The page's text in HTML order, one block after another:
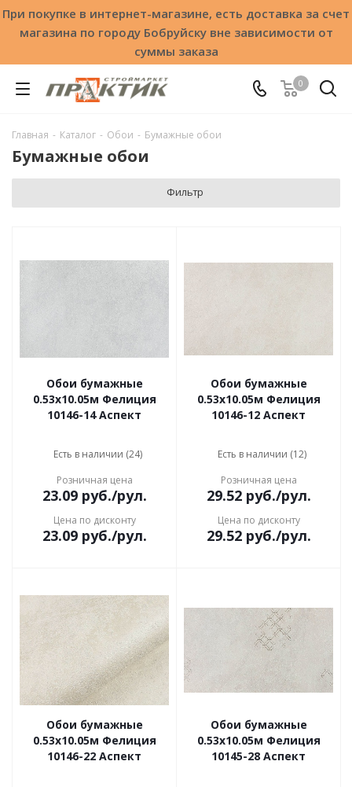
При покупке в интернет-магазине, есть доставка за счет
магазина по городу Бобруйску вне зависимости от
суммы заказа
0
Главная - Каталог - Обои - Бумажные обои
Бумажные обои
Фильтр
Обои бумажные
0.53х10.05м Фелиция
10146-14 Аспект
Есть в наличии (24)
Розничная цена
23.09руб./рул.
Цена по дисконту
23.09руб./рул.
Обои бумажные
0.53х10.05м Фелиция
10146-12 Аспект
Есть в наличии (12)
Розничная цена
29.52руб./рул.
Цена по дисконту
29.52руб./рул.
Обои бумажные
0.53х10.05м Фелиция
10146-22 Аспект
Обои бумажные
0.53х10.05м Фелиция
10145-28 Аспект